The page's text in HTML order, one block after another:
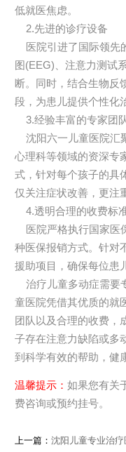
低就医焦虑。
2.先进的诊疗设备
医院引进了国际领先
图(EEG)、注意力测试
断。同时，结合生物反
段，为患儿提供个性化
3.经验丰富的专家团
沈阳六一儿童医院汇
心理科等领域的资深专
式，针对每个孩子的具
仅关注症状改善，更注
4.透明合理的收费标
医院严格执行国家医
种医保报销方式。针对
援助项目，确保每位患
治疗儿童多动症需要
童医院凭借其优质的就
团队以及合理的收费，
子存在注意力缺陷或多
到科学有效的帮助，健
在
即给您回电
温馨提示： 如果您有关
费咨询或预约挂号。
上一篇： 沈阳儿童专业治
在
即给您回电